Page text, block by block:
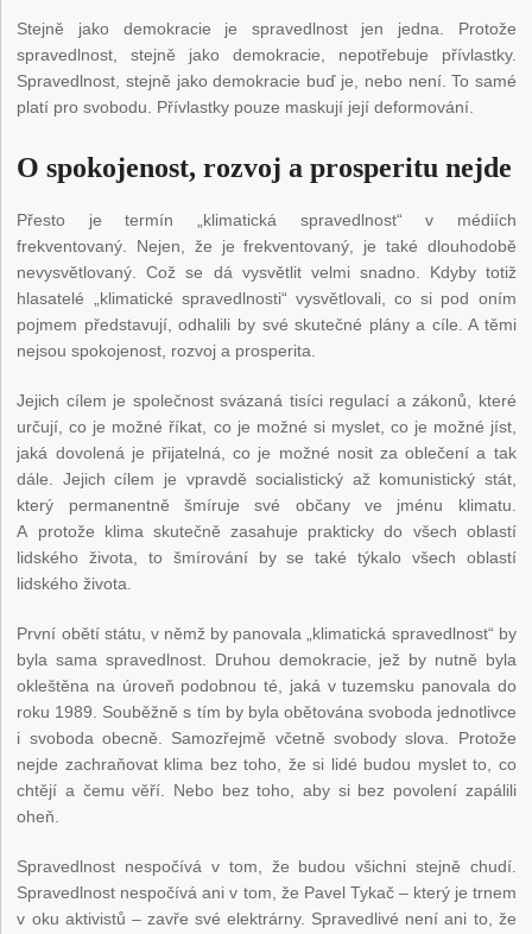
Stejně jako demokracie je spravedlnost jen jedna. Protože
spravedlnost, stejně jako demokracie, nepotřebuje přívlastky.
Spravedlnost, stejně jako demokracie buď je, nebo není. To samé
platí pro svobodu. Přívlastky pouze maskují její deformování.
O spokojenost, rozvoj a prosperitu nejde
Přesto je termín „klimatická spravedlnost“ v médiích
frekventovaný. Nejen, že je frekventovaný, je také dlouhodobě
nevysvětlovaný. Což se dá vysvětlit velmi snadno. Kdyby totiž
hlasatelé „klimatické spravedlnosti“ vysvětlovali, co si pod oním
pojmem představují, odhalili by své skutečné plány a cíle. A těmi
nejsou spokojenost, rozvoj a prosperita.
Jejich cílem je společnost svázaná tisíci regulací a zákonů, které
určují, co je možné říkat, co je možné si myslet, co je možné jíst,
jaká dovolená je přijatelná, co je možné nosit za oblečení a tak
dále. Jejich cílem je vpravdě socialistický až komunistický stát,
který permanentně šmíruje své občany ve jménu klimatu.
A protože klima skutečně zasahuje prakticky do všech oblastí
lidského života, to šmírování by se také týkalo všech oblastí
lidského života.
První obětí státu, v němž by panovala „klimatická spravedlnost“ by
byla sama spravedlnost. Druhou demokracie, jež by nutně byla
okleštěna na úroveň podobnou té, jaká v tuzemsku panovala do
roku 1989. Souběžně s tím by byla obětována svoboda jednotlivce
i svoboda obecně. Samozřejmě včetně svobody slova. Protože
nejde zachraňovat klima bez toho, že si lidé budou myslet to, co
chtějí a čemu věří. Nebo bez toho, aby si bez povolení zapálili
oheň.
Spravedlnost nespočívá v tom, že budou všichni stejně chudí.
Spravedlnost nespočívá ani v tom, že Pavel Tykač – který je trnem
v oku aktivistů – zavře své elektrárny. Spravedlivé není ani to, že